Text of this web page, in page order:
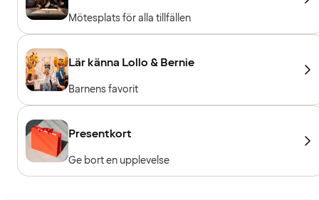
Mötesplats för alla tillfällen
Lär känna Lollo & Bernie
Barnens favorit
Presentkort
Ge bort en upplevelse